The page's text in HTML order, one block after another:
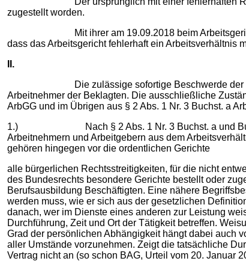
zugestellt worden.
Mit ihrer am 19.09.2018 beim Arbeitsgericht
dass das Arbeitsgericht fehlerhaft ein Arbeitsverhältnis
II.
Die zulässige sofortige Beschwerde der
Arbeitnehmer der Beklagten. Die ausschließliche
ArbGG und im Übrigen aus § 2 Abs. 1 Nr. 3 Buchst. a
1.) Nach § 2 Abs. 1 Nr. 3 Buchst. a und Buchst. b
Arbeitnehmern und Arbeitgebern aus dem
gehören hingegen vor die ordentlichen Gerichte
alle bürgerlichen Rechtsstreitigkeiten, für die nicht
des Bundesrechts besondere Gerichte bestellt oder
Berufsausbildung Beschäftigten. Eine nähere
werden muss, wie er sich aus der gesetzlichen
danach, wer im Dienste eines anderen zur Leistung
Durchführung, Zeit und Ort der Tätigkeit betreffen.
Grad der persönlichen Abhängigkeit hängt dabei auch
aller Umstände vorzunehmen. Zeigt die tatsächliche
Vertrag nicht an (so schon BAG, Urteil vom 20. Januar